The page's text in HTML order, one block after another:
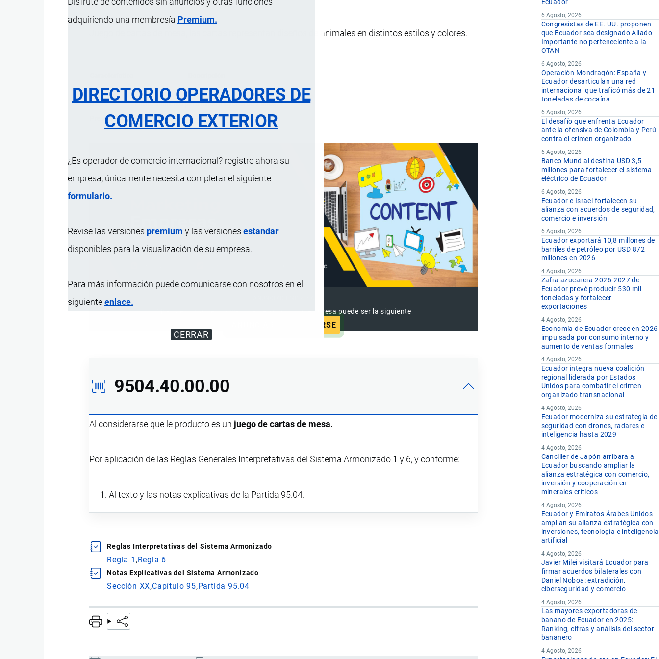
adquiriendo una membresía Premium.
DIRECTORIO OPERADORES DE
COMERCIO EXTERIOR
¿Es operador de comercio internacional? registre ahora su
empresa, únicamente necesita completar el siguiente
formulario.
Revise las versiones premium y las versiones estandar
disponibles para la visualización de su empresa.
Para más información puede comunicarse con nosotros en el
siguienteenlace.
CERRAR
Juego de cartas de mesa, las cartas representan diseños de animales en distintos estilos y colores.
Composición
Cartón.
Uso
Entretenimiento para niños mayores de 7 años.
Presentación
Set en caja.
Miles de visitantes ya vieron este anuncio, tu empresa puede ser la siguiente
SUSCRIBIRSE
9504.40.00.00
Al considerarse que le producto es un juego de cartas de mesa.
Por aplicación de las Reglas Generales Interpretativas del Sistema Armonizado 1 y 6, y conforme:
Al texto y las notas explicativas de la Partida 95.04.
Reglas Interpretativas del Sistema Armonizado
Regla 1 Regla 6
Notas Explicativas del Sistema Armonizado
Sección XX Capítulo 95 Partida 95.04
Ecuador
6 Agosto, 2026
Congresistas de EE. UU. proponen
que Ecuador sea designado Aliado
Importante no perteneciente a la
OTAN
6 Agosto, 2026
Operación Mondragón: España y
Ecuador desarticulan una red
internacional que traficó más de 21
toneladas de cocaína
6 Agosto, 2026
El desafío que enfrenta Ecuador
ante la ofensiva de Colombia y Perú
contra el crimen organizado
6 Agosto, 2026
Banco Mundial destina USD 3,5
millones para fortalecer el sistema
eléctrico de Ecuador
6 Agosto, 2026
Ecuador e Israel fortalecen su
alianza con acuerdos de seguridad,
comercio e inversión
6 Agosto, 2026
Ecuador exportará 10,8 millones de
barriles de petróleo por USD 872
millones en 2026
4 Agosto, 2026
Zafra azucarera 2026-2027 de
Ecuador prevé producir 530 mil
toneladas y fortalecer
exportaciones
4 Agosto, 2026
Economía de Ecuador crece en 2026
impulsada por consumo interno y
aumento de ventas formales
4 Agosto, 2026
Ecuador integra nueva coalición
regional liderada por Estados
Unidos para combatir el crimen
organizado transnacional
4 Agosto, 2026
Ecuador moderniza su estrategia de
seguridad con drones, radares e
inteligencia hasta 2029
4 Agosto, 2026
Canciller de Japón arribara a
Ecuador buscando ampliar la
alianza estratégica con comercio,
inversión y cooperación en
minerales críticos
4 Agosto, 2026
Ecuador y Emiratos Árabes Unidos
amplían su alianza estratégica con
inversiones, tecnología e inteligencia
artificial
4 Agosto, 2026
Javier Milei visitará Ecuador para
firmar acuerdos bilaterales con
Daniel Noboa: extradición,
ciberseguridad y comercio
4 Agosto, 2026
Las mayores exportadoras de
banano de Ecuador en 2025:
Ranking, cifras y análisis del sector
bananero
4 Agosto, 2026